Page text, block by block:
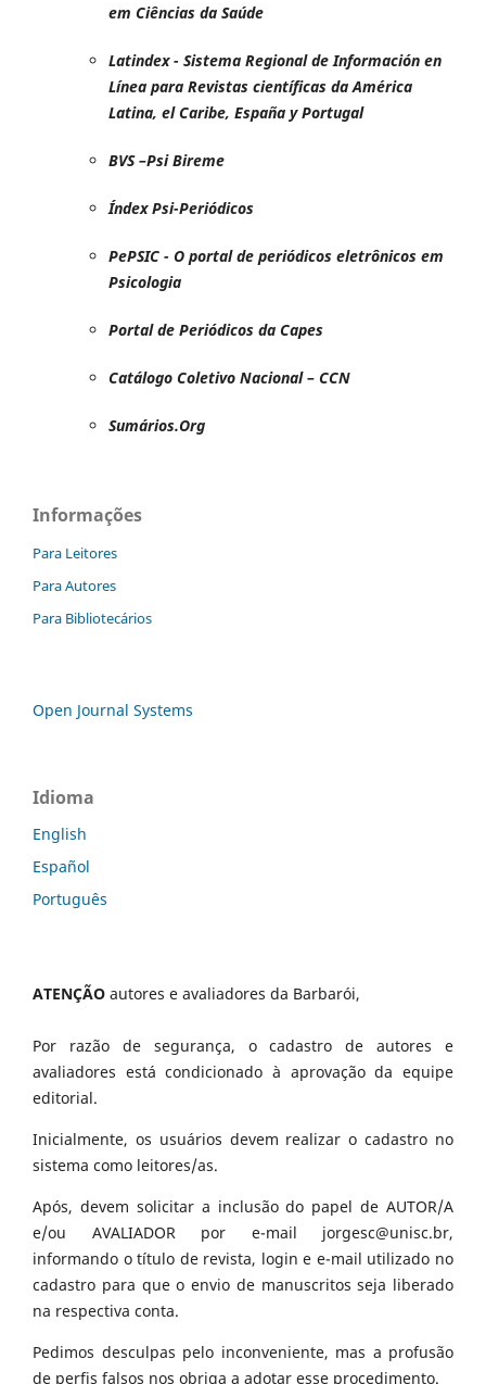
em Ciências da Saúde
Latindex - Sistema Regional de Información en
Línea para Revistas científicas da América
Latina, el Caribe, España y Portugal
BVS –Psi Bireme
Índex Psi-Periódicos
PePSIC - O portal de periódicos eletrônicos em
Psicologia
Portal de Periódicos da Capes
Catálogo Coletivo Nacional – CCN
Sumários.Org
Informações
Para Leitores
Para Autores
Para Bibliotecários
Open Journal Systems
Idioma
English
Español
Português
ATENÇÃO autores e avaliadores da Barbarói,
Por razão de segurança, o cadastro de autores e
avaliadores está condicionado à aprovação da equipe
editorial.
Inicialmente, os usuários devem realizar o cadastro no
sistema como leitores/as.
Após, devem solicitar a inclusão do papel de AUTOR/A
e/ou AVALIADOR por e-mail jorgesc@unisc.br,
informando o título de revista, login e e-mail utilizado no
cadastro para que o envio de manuscritos seja liberado
na respectiva conta.
Pedimos desculpas pelo inconveniente, mas a profusão
de perfis falsos nos obriga a adotar esse procedimento.